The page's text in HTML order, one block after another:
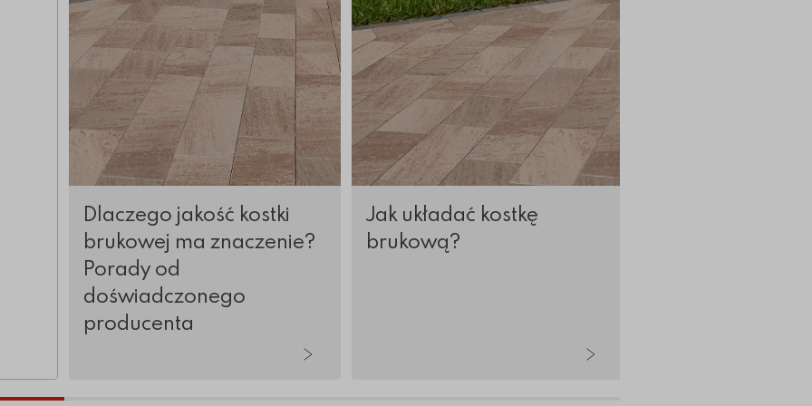
Dlaczego jakość kostki
brukowej ma znaczenie?
Porady od
doświadczonego
producenta
Jak układać kostkę
brukową?